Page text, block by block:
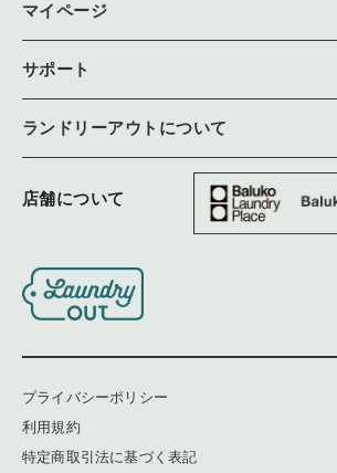
マイページ
サポート
ランドリーアウトについて
店舗について
プライバシーポリシー
利用規約
特定商取引法に基づく表記